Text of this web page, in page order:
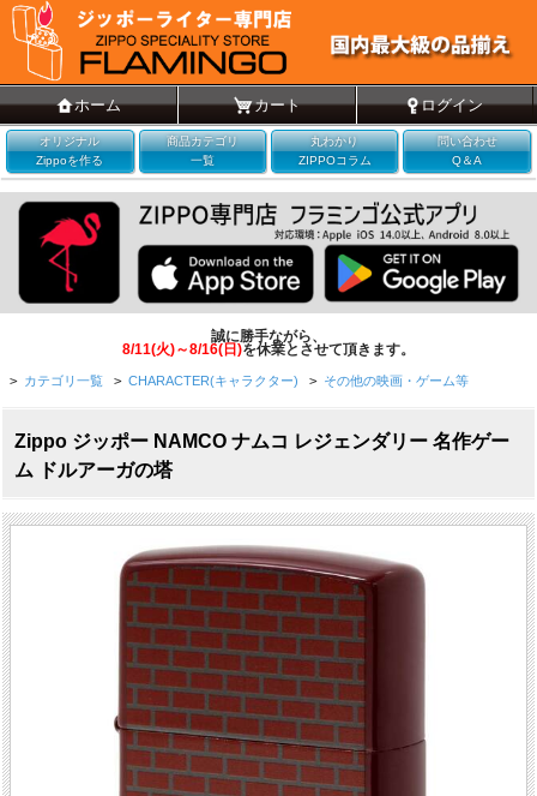
ホーム カート ログイン
オリジナル
Zippoを作る
商品カテゴリ
一覧
丸わかり
ZIPPOコラム
問い合わせ
Q＆A
誠に勝手ながら、
8/11(火)～8/16(日)を休業とさせて頂きます。
> カテゴリ一覧 > CHARACTER(キャラクター) > その他の映画・ゲーム等
Zippo ジッポー NAMCO ナムコ レジェンダリー 名作ゲー
ム ドルアーガの塔